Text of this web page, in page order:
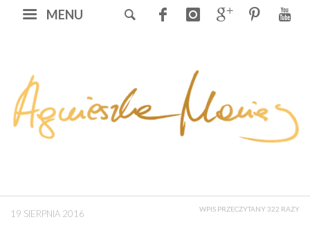
MENU
19 SIERPNIA 2016 WPIS PRZECZYTANY 322 RAZY